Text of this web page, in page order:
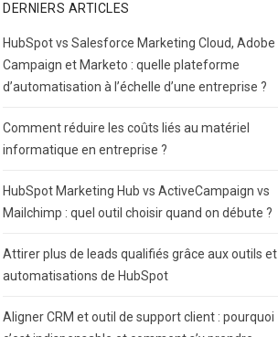
DERNIERS ARTICLES
HubSpot vs Salesforce Marketing Cloud, Adobe
Campaign et Marketo : quelle plateforme
d’automatisation à l’échelle d’une entreprise ?
Comment réduire les coûts liés au matériel
informatique en entreprise ?
HubSpot Marketing Hub vs ActiveCampaign vs
Mailchimp : quel outil choisir quand on débute ?
Attirer plus de leads qualifiés grâce aux outils et
automatisations de HubSpot
Aligner CRM et outil de support client : pourquoi